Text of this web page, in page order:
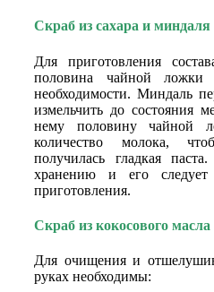
Скраб из сахара и миндаля
Для приготовления
половина чайной
необходимости. Миндаль
измельчить до состояния
нему половину чайной
количество молока,
получилась гладкая
хранению и его следует
приготовления.
Скраб из кокосового масла
Для очищения и
руках необходимы: